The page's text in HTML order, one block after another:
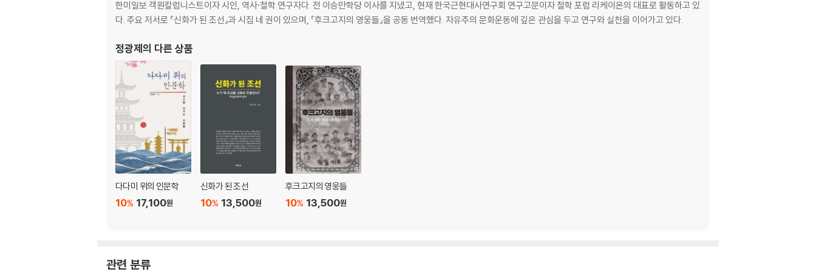
03 반복과 누적의 기술
5부 우파 문화 진지전의 재설계
01 동일한 전략, 다른 주어
02 우파 지식인 진지 구축
03 우파 교육 진지 구축
6부 헤게모니 언어의 재구성
01 단어를 선점하는 자가 이긴다
02 시장, 국가, 개인에 대해 다시 쓴다
03 도덕 대신 구조를 말하는 훈련
7부 문화 콘텐츠라는 전선
한미일보 객원칼럼니스트이자 시인, 역사·철학 연구자다. 전 이승만학당 이사를 지냈고, 현재 한국근현대사연구회 연구고문이자 철학 포럼 리케이온의 대표로 활동하고 있
다. 주요 저서로 『신화가 된 조선』과 시집 네 권이 있으며, 『후크고지의 영웅들』을 공동 번역했다. 자유주의 문화운동에 깊은 관심을 두고 연구와 실천을 이어가고 있다.
정광제의 다른 상품
다다미 위의 인문학
17,100원
10%
신화가 된 조선
13,500원
10%
후크고지의 영웅들
13,500원
10%
관련 분류